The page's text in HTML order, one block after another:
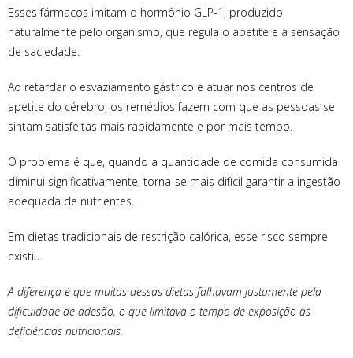
Esses fármacos imitam o hormônio GLP-1, produzido
naturalmente pelo organismo, que regula o apetite e a sensação
de saciedade.
Ao retardar o esvaziamento gástrico e atuar nos centros de
apetite do cérebro, os remédios fazem com que as pessoas se
sintam satisfeitas mais rapidamente e por mais tempo.
O problema é que, quando a quantidade de comida consumida
diminui significativamente, torna-se mais difícil garantir a ingestão
adequada de nutrientes.
Em dietas tradicionais de restrição calórica, esse risco sempre
existiu.
A diferença é que muitas dessas dietas falhavam justamente pela
dificuldade de adesão, o que limitava o tempo de exposição às
deficiências nutricionais.